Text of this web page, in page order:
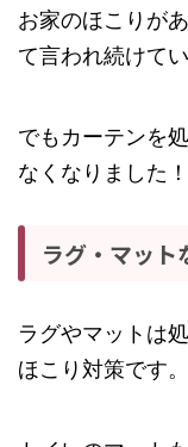
お家のほこりが
て言われ続けて
でもカーテンを
なくなりました！
ラグ・マット
ラグやマットは
ほこり対策です。